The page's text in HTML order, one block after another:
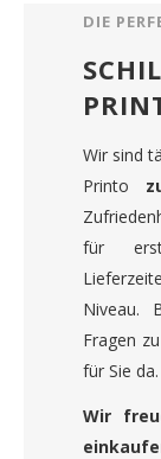
DIE
Wir sind
Printo
für
Niveau.
Fragen
für Sie da.
Wir